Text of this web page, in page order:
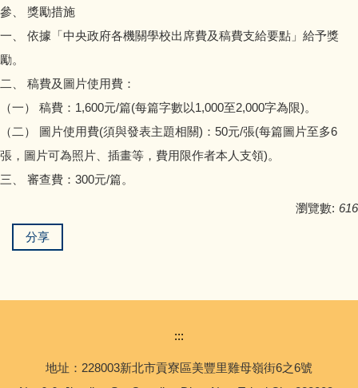
參、 獎勵措施
一、 依據「中央政府各機關學校出席費及稿費支給要點」給予獎
勵。
二、 稿費及圖片使用費：
（一） 稿費：1,600元/篇(每篇字數以1,000至2,000字為限)。
（二） 圖片使用費(須與發表主題相關)：50元/張(每篇圖片至多6
張，圖片可為照片、插畫等，費用限作者本人支領)。
三、 審查費：300元/篇。
瀏覽數: 616
分享
:::
地址：228003新北市貢寮區美豐里雞母嶺街6之6號